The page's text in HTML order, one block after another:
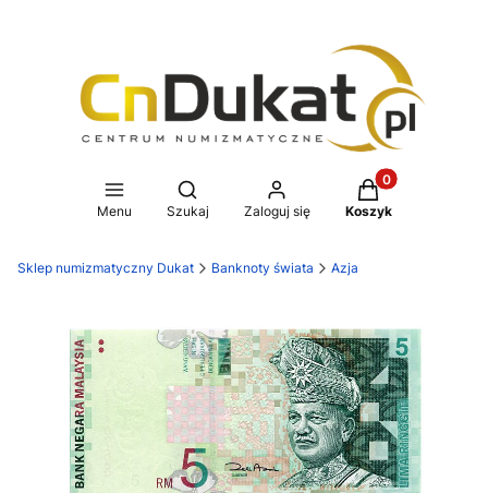
Menu
Otwórz wyszukiwarkę
Szukaj Zaloguj się
Produkty w
Koszyk
Sklep numizmatyczny Dukat Banknoty świata Azja